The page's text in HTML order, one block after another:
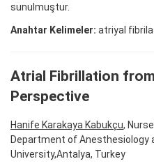
sunulmuştur.
Anahtar Kelimeler: atriyal
Atrial Fibrillation
Perspective
Hanife Karakaya Kabukçu,
Department of Anesthesiology
University,Antalya, Turkey